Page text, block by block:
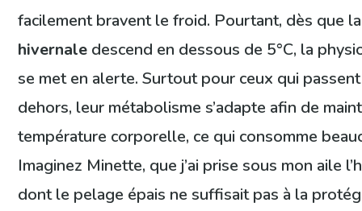
facilement bravent le froid. Pourtant, dès que
hivernale descend en dessous de 5°C, la
se met en alerte. Surtout pour ceux qui
dehors, leur métabolisme s’adapte afin de
température corporelle, ce qui consomme
Imaginez Minette, que j’ai prise sous mon aile
dont le pelage épais ne suffisait pas à la